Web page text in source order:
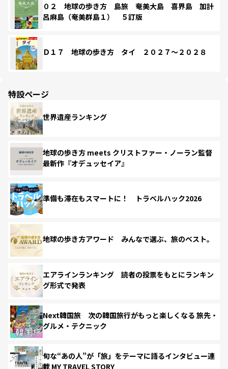
０２ 地球の歩き方 島旅 奄美大島 喜界島 加計
呂麻島（奄美群島１） ５訂版
Ｄ１７ 地球の歩き方 タイ ２０２７～２０２８
特設ページ
世界遺産ランキング
地球の歩き方 meets クリストファー・ノーラン監督
最新作『オデュッセイア』
準備も滞在もスマートに！ トラベルハック2026
地球の歩き方アワード みんなで選ぶ、旅のベスト。
エアラインランキング 読者の投票をもとにランキン
グ形式で発表
Next韓国旅 次の韓国旅行がもっと楽しくなる 旅先・
グルメ・テクニック
旬な“あの人”が「旅」をテーマに語るインタビュー連
載 MY TRAVEL STORY